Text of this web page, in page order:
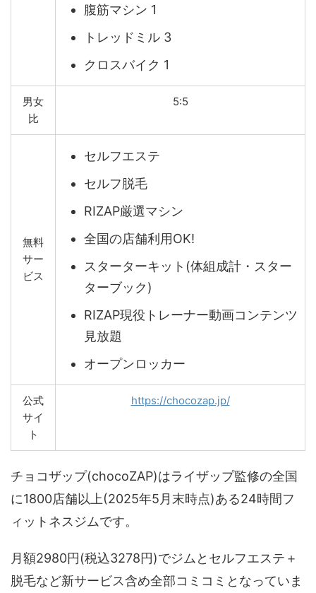
腹筋マシン 1
トレッドミル 3
クロスバイク 1
男女
比
5:5
無料
サー
ビス
セルフエステ
セルフ脱毛
RIZAP厳選マシン
全国の店舗利用OK!
スターターキット(体組成計・スター
ターブック)
RIZAP現役トレーナー動画コンテンツ
見放題
オープンロッカー
公式
サイ
ト
https://chocozap.jp/
チョコザップ(chocoZAP)はライザップ監修の全国
に1800店舗以上(2025年5月末時点)ある24時間フ
ィットネスジムです。
月額2980円(税込3278円)でジムとセルフエステ＋
脱毛など新サービス含め全部コミコミとなっていま